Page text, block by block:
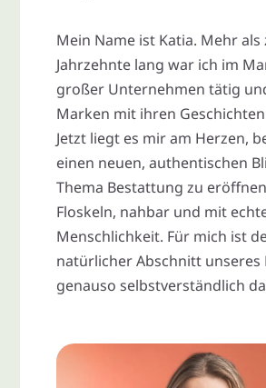
Mein Name ist Katia. Mehr als
Jahrzehnte lang war ich im
großer Unternehmen tätig
Marken mit ihren
Jetzt liegt es mir am Herzen,
einen neuen, authentischen
Thema Bestattung zu
Floskeln, nahbar und mit
Menschlichkeit. Für mich ist
natürlicher Abschnitt unseres
genauso selbstverständlich